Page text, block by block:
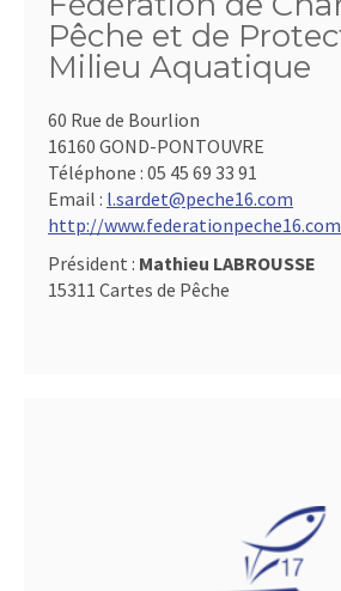
Pêche et de
Milieu Aquatique
60 Rue de Bourlion
16160 GOND-PONTOUVRE
Téléphone : 05 45 69 33 91
Email : l.sardet@peche16.com
http://www.federationpeche16.com
Président : Mathieu LABROUSSE
15311 Cartes de Pêche